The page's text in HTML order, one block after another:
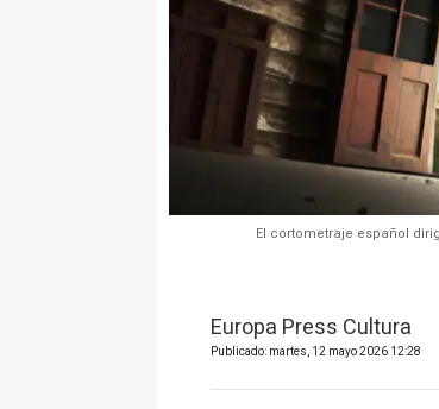
El cortometraje español
Europa Press Cultura
Publicado: martes, 12 mayo 2026 12:28